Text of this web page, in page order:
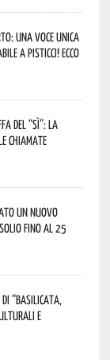
una voce unica
a Pisticci! Ecco
del “Sì”: la
chiamate
un nuovo
fino al 25
“Basilicata,
e